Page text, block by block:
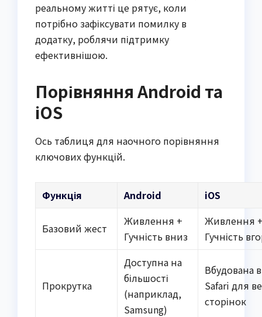
реальному житті це рятує, коли
потрібно зафіксувати помилку в
додатку, роблячи підтримку
ефективнішою.
Порівняння Android та
iOS
Ось таблиця для наочного порівняння
ключових функцій.
Функція Android iOS
Базовий жест
Живлення +
Гучність вниз
Живлення
Гучність
Прокрутка
Доступна на
більшості
(наприклад,
Samsung)
Вбудована в
Safari для
сторінок